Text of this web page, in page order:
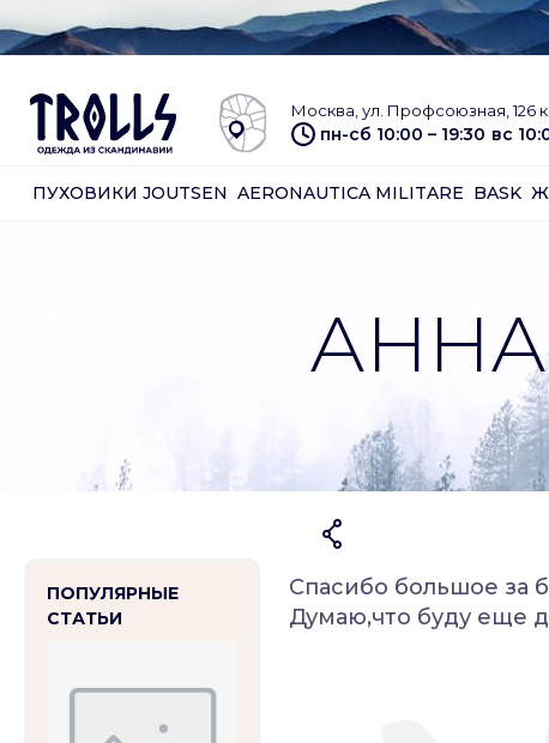
Москва, ул. Профсоюзная, 126
пн-сб 10:00 – 19:30 вс
ПУХОВИКИ JOUTSEN AERONAUTICA MILITARE BASK
АННА
ПОПУЛЯРНЫЕ
СТАТЬИ
Спасибо большое за
Думаю,что буду еще